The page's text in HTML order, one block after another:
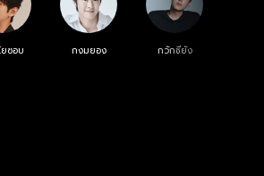
ซอบ กงมยอง กวักชียัง